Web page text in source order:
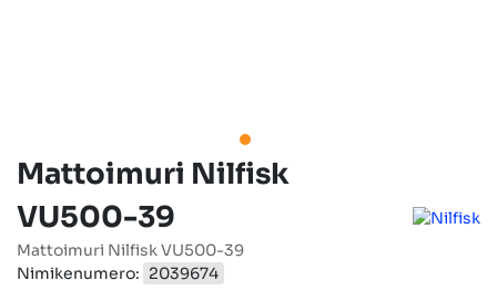
Mattoimuri Nilfisk
VU500-39
Mattoimuri Nilfisk VU500-39
Nimikenumero: 2039674